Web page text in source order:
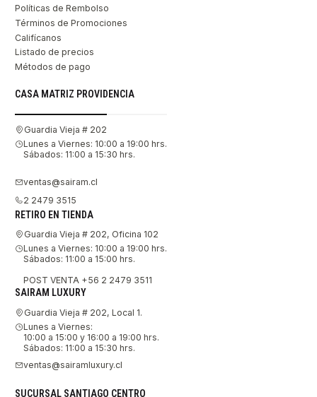
Políticas de Rembolso
Términos de Promociones
Califícanos
Listado de precios
Métodos de pago
CASA MATRIZ PROVIDENCIA
Guardia Vieja # 202
Lunes a Viernes: 10:00 a 19:00 hrs.
Sábados: 11:00 a 15:30 hrs.
ventas@sairam.cl
2 2479 3515
RETIRO EN TIENDA
Guardia Vieja # 202, Oficina 102
Lunes a Viernes: 10:00 a 19:00 hrs.
Sábados: 11:00 a 15:00 hrs.
POST VENTA +56 2 2479 3511
SAIRAM LUXURY
Guardia Vieja # 202, Local 1.
Lunes a Viernes:
10:00 a 15:00 y 16:00 a 19:00 hrs.
Sábados: 11:00 a 15:30 hrs.
ventas@sairamluxury.cl
SUCURSAL SANTIAGO CENTRO